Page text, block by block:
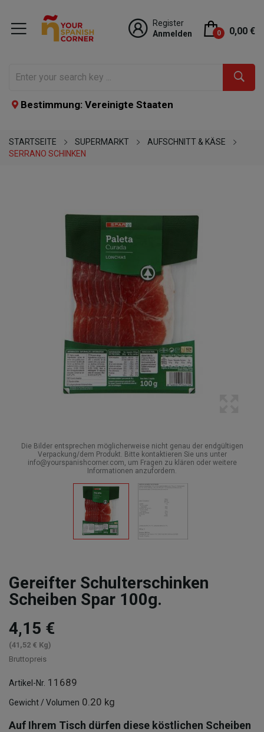
Register
Anmelden
0 0,00 €
Bestimmung: Vereinigte Staaten
STARTSEITE SUPERMARKT
AUFSCHNITT & KÄSE
SERRANO SCHINKEN
Die Bilder entsprechen möglicherweise nicht genau der endgültigen
Verpackung/dem Produkt. Bitte kontaktieren Sie uns unter
info@yourspanishcorner.com, um Fragen zu klären oder weitere
Informationen anzufordern.
Gereifter Schulterschinken
Scheiben Spar 100g.
4,15 €
(41,52 € Kg)
Bruttopreis
Artikel-Nr. 11689
Gewicht / Volumen 0.20 kg
Auf Ihrem Tisch dürfen diese köstlichen Scheiben